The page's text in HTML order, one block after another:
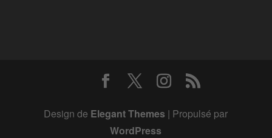
Design de Elegant Themes | Propulsé par
WordPress